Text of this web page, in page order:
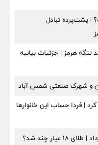
| پشت‌پرده تبادل
تنگه هرمز | جزئیات بیانیه
و شهرک صنعتی شمس آباد
مرداد ۱۴۰۵ تغییر کرد | فردا حساب این خانوارها